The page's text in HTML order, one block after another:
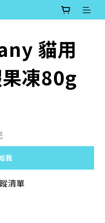
貓用
凍80g
我
清單